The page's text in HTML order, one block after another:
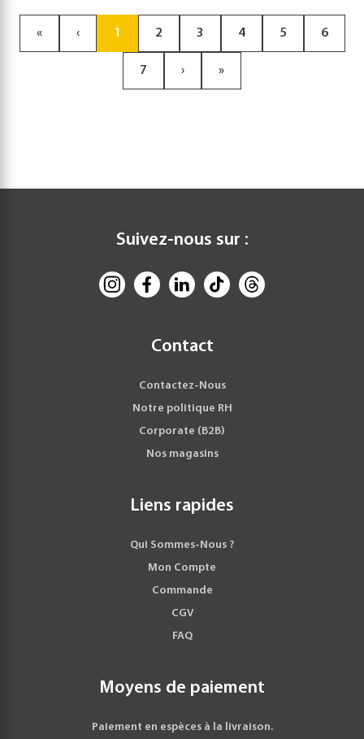
« ‹ 1 2 3 4 5 6
7 › »
Suivez-nous sur :
Contact
Contactez-Nous
Notre politique RH
Corporate (B2B)
Nos magasins
Liens rapides
Qui Sommes-Nous ?
Mon Compte
Commande
CGV
FAQ
Moyens de paiement
Paiement en espèces à la livraison.